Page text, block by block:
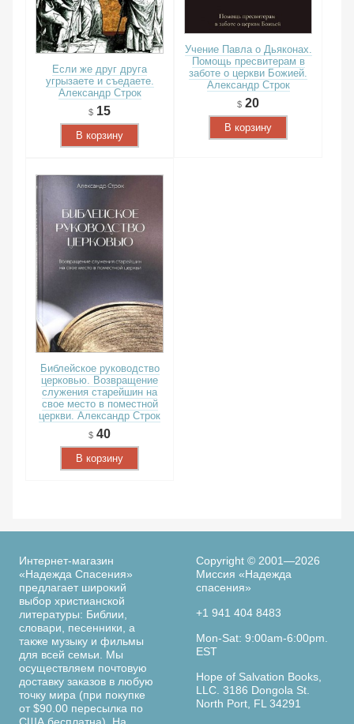
Если же друг друга
угрызаете и съедаете.
Александр Строк
15
В корзину
Учение Павла о Дьяконах.
Помощь пресвитерам в
заботе о церкви Божией.
Александр Строк
20
В корзину
Библейское руководство
церковью. Возвращение
служения старейшин на
свое место в поместной
церкви. Александр Строк
40
В корзину
Интернет-магазин
«Надежда Спасения»
предлагает широкий
выбор христианской
литературы: Библии,
словари, песенники, а
также музыку и фильмы
для всей семьи. Мы
осуществляем почтовую
доставку заказов в любую
точку мира (при покупке
от $90.00 пересылка по
Copyright © 2001—2026
Миссия «Надежда
спасения»
+1 941 404 8483
Mon-Sat: 9:00am-6:00pm.
EST
Hope of Salvation Books,
LLC. 3186 Dongola St.
North Port, FL 34291